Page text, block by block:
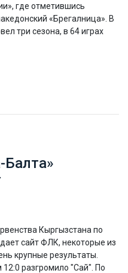
где отметившись
«Брегалница». В
три сезона, в 64 играх
Балта»
Кыргызстана по
сайт ФЛК, некоторые из
крупные результаты.
разгромило "Сай". По